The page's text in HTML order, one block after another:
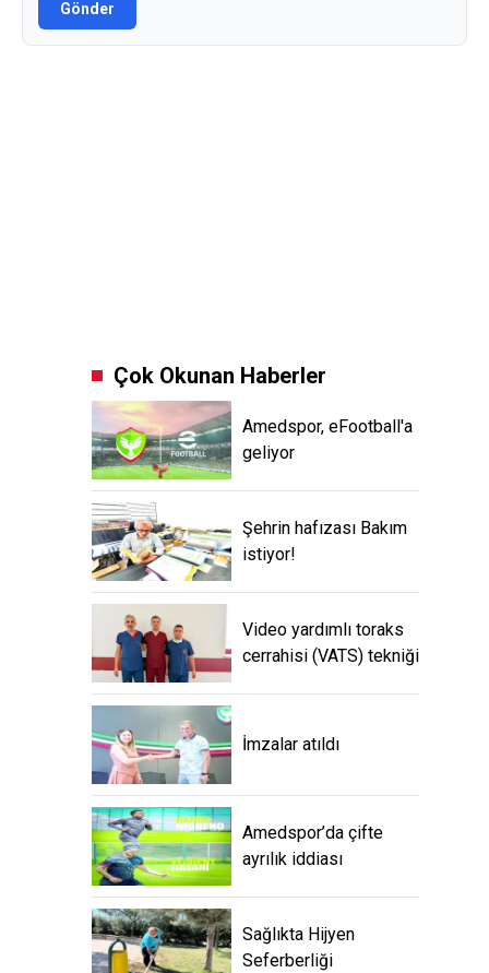
Gönder
Çok Okunan Haberler
Amedspor, eFootball'a
geliyor
Şehrin hafızası Bakım
istiyor!
Video yardımlı toraks
cerrahisi (VATS) tekniği
İmzalar atıldı
Amedspor’da çifte
ayrılık iddiası
Sağlıkta Hijyen
Seferberliği